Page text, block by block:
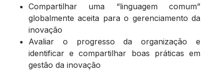
Compartilhar uma “linguagem comum”
globalmente aceita para o gerenciamento da
inovação
Avaliar o progresso da organização e
identificar e compartilhar boas práticas em
gestão da inovação